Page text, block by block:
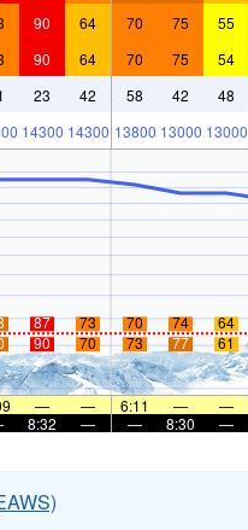
90 64 70 75 55
90 64 70 75 54
23 42 58 42 48
14300 14300 13800 13000 13000
87 73 70 74 64
90 70 73 77 61
— — 6:11 — —
8:32 — — 8:30 —